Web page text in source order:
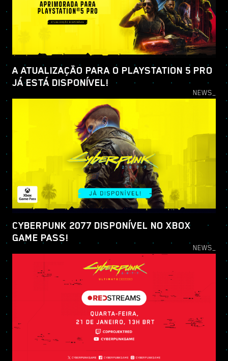
A ATUALIZAÇÃO PARA O PLAYSTATION 5 PRO
JÁ ESTÁ DISPONÍVEL!
NEWS_
CYBERPUNK 2077 DISPONÍVEL NO XBOX
GAME PASS!
NEWS_